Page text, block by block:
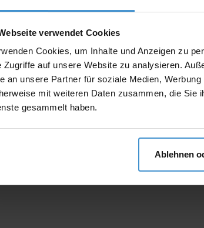
verwendet Cookies
Cookies, um Inhalte und Anzeigen zu
Zugriffe auf unsere Website zu analysieren.
an unsere Partner für soziale Medien,
mit weiteren Daten zusammen, die Sie
gesammelt haben.
Ablehnen